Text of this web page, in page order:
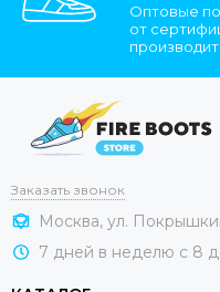
Оптовые
от
Заказать звонок
Москва, ул.
7 дней в неделю с 8